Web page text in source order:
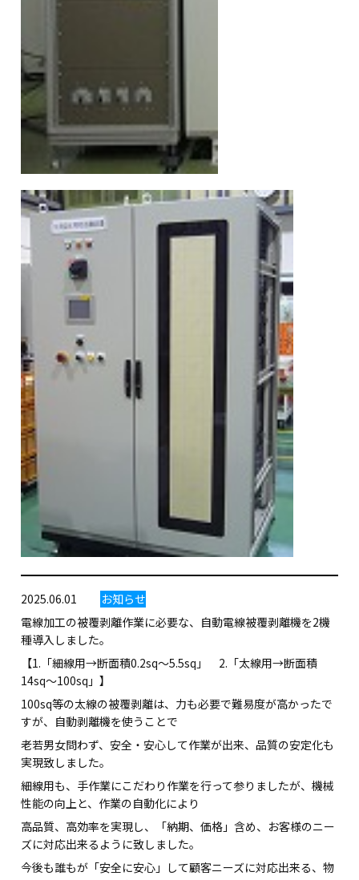
2025.06.01
お知らせ
電線加工の被覆剥離作業に必要な、自動電線被覆剥離機を2機
種導入しました。
【1.「細線用→断面積0.2sq～5.5sq」 2.「太線用→断面積
14sq～100sq」】
100sq等の太線の被覆剥離は、力も必要で難易度が高かったで
すが、自動剥離機を使うことで
老若男女問わず、安全・安心して作業が出来、品質の安定化も
実現致しました。
細線用も、手作業にこだわり作業を行って参りましたが、機械
性能の向上と、作業の自動化により
高品質、高効率を実現し、「納期、価格」含め、お客様のニー
ズに対応出来るように致しました。
今後も誰もが「安全に安心」して顧客ニーズに対応出来る、物